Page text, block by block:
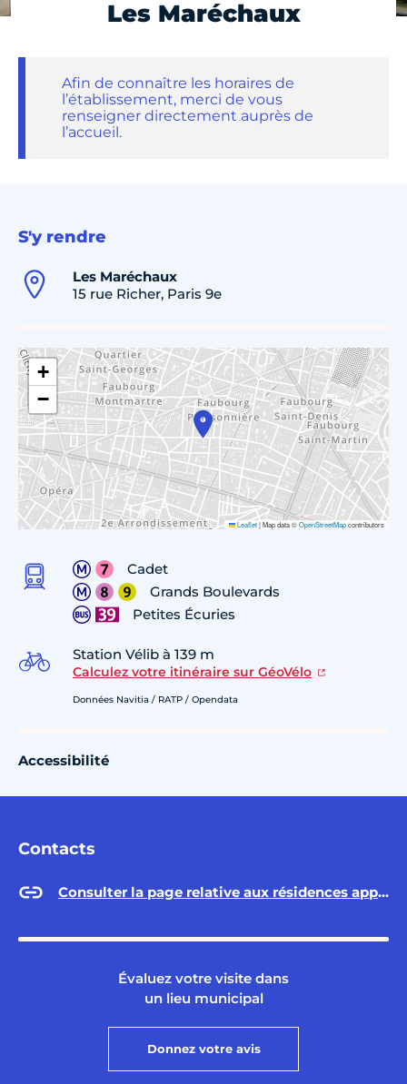
Les Maréchaux
Afin de connaître les horaires de
l’établissement, merci de vous
renseigner directement auprès de
l’accueil.
S'y rendre
Les Maréchaux
15 rue Richer, Paris 9e
+
−
Leaflet|Map data ©OpenStreetMapcontributors
Cadet
Grands Boulevards
Petites Écuries
Station Vélib à 139 m
Calculez votre itinéraire sur GéoVélo
Données Navitia / RATP / Opendata
Accessibilité
Contacts
Consulter la page relative aux résidences appartements
Évaluez votre visite dans
un lieu municipal
Donnez votre avis